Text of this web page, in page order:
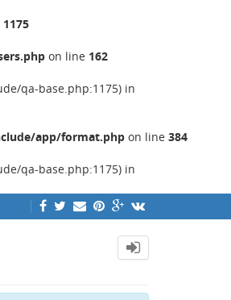
1175
on line 162
qa-base.php:1175) in
app/format.php on line 384
qa-base.php:1175) in